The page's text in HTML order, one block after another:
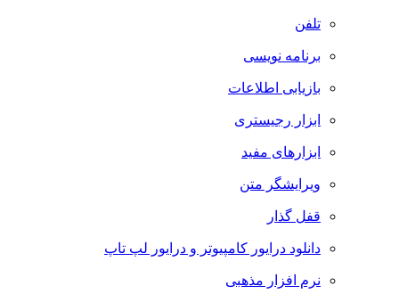
تلفن
برنامه نویسی
بازیابی اطلاعات
ابزار رجیستری
ابزارهای مفید
ویرایشگر متن
قفل گذار
دانلود درایور کامپیوتر و درایور لپ تاپ
نرم افزار مذهبی